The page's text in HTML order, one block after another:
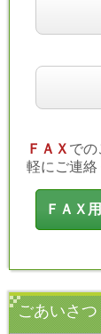
ＦＡＸ で
軽にご連絡
ＦＡＸ
ごあいさつ